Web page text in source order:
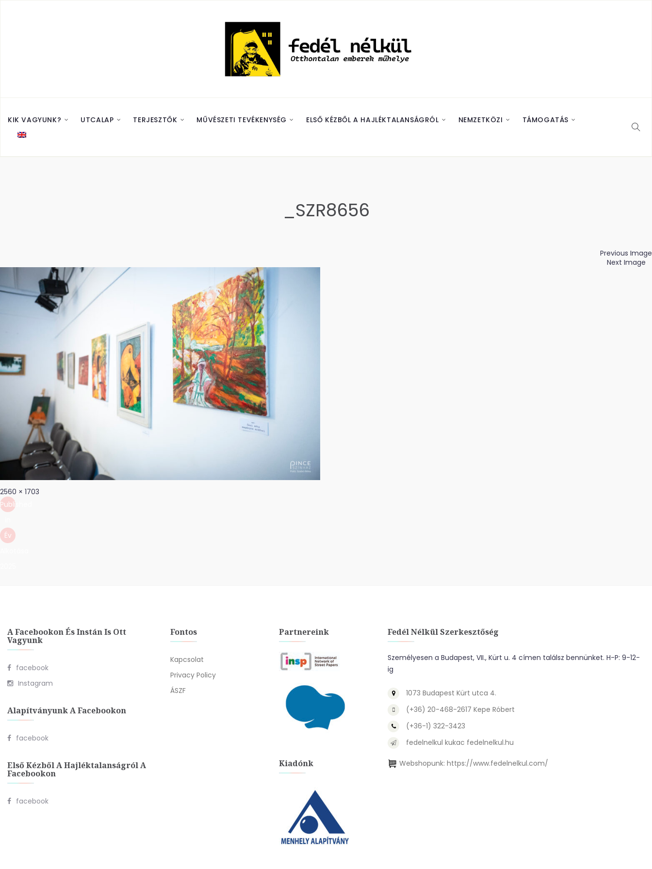
KIK VAGYUNK? UTCALAP TERJESZTŐK MŰVÉSZETI TEVÉKENYSÉG ELSŐ KÉZBŐL A HAJLÉKTALANSÁGRÓL NEMZETKÖZI TÁMOGATÁS
_SZR8656
Previous Image
Next Image
Full
size
2560 × 1703
Bejegyzés
navigáció
Published
Év
A Facebookon És Instán Is Ott
Vagyunk
facebook
Instagram
Alapítványunk A Facebookon
facebook
Első Kézből A Hajléktalanságról A
Facebookon
facebook
Fontos
Kapcsolat
Privacy Policy
ÁSZF
Partnereink
Kiadónk
Fedél Nélkül Szerkesztőség
Személyesen a Budapest, VII., Kürt u. 4 címen találsz bennünket. H-P: 9-12-
ig
1073 Budapest Kürt utca 4.
(+36) 20-468-2617 Kepe Róbert
(+36-1) 322-3423
fedelnelkul kukac fedelnelkul.hu
Webshopunk: https://www.fedelnelkul.com/